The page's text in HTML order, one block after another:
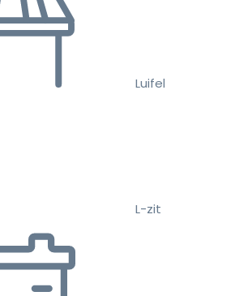
Luifel
L-zit